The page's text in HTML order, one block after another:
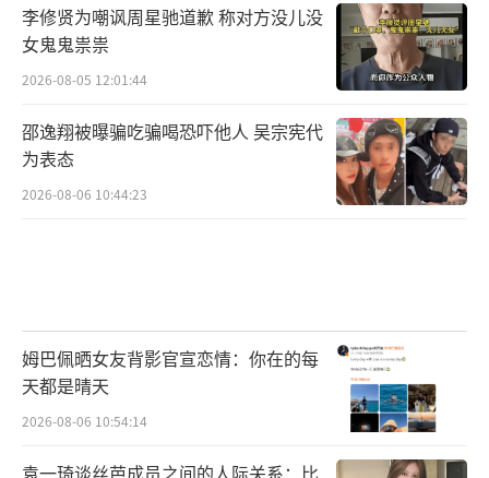
李修贤为嘲讽周星驰道歉 称对方没儿没
女鬼鬼祟祟
2026-08-05 12:01:44
邵逸翔被曝骗吃骗喝恐吓他人 吴宗宪代
为表态
2026-08-06 10:44:23
姆巴佩晒女友背影官宣恋情：你在的每
天都是晴天
2026-08-06 10:54:14